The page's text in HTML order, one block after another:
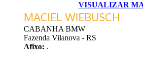
VISUALIZAR
MACIEL WIEBUSCH
CABANHA BMW
Fazenda Vilanova - RS
Afixo: .